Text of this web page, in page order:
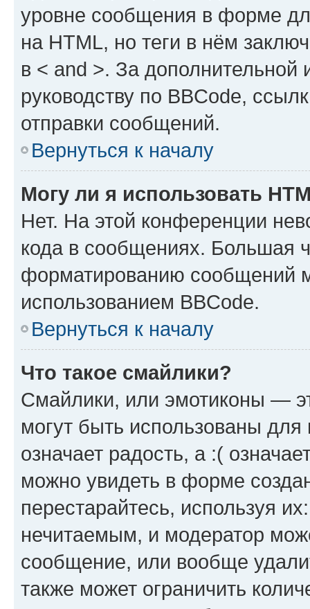
уровне сообщения в форме
на HTML, но теги в нём
в < and >. За
руководству по BBCode,
отправки сообщений.
Вернуться к началу
Могу ли я использовать
Нет. На этой конференции
кода в сообщениях. Большая
форматированию сообщений
использованием BBCode.
Вернуться к началу
Что такое смайлики?
Смайлики, или эмотиконы —
могут быть использованы
означает радость, а :(
можно увидеть в форме
перестарайтесь, используя
нечитаемым, и модератор
сообщение, или вообще
также может ограничить